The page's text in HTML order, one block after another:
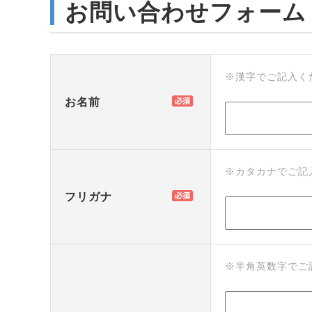
お問い合わせフォーム
お名前
※漢字でご記入く
フリガナ
※カタカナでご記
※半角英数字でご